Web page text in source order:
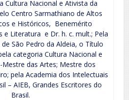
Cultura Nacional e Ativista da
Centro Sarmathiano de Altos
e Históricos, Benemérito
e Literatura e Dr. h. c. mult.; Pela
São Pedro da Aldeia, o Título
categoria Cultura Nacional e
Mestre das Artes; Mestre dos
pela Academia dos Intelectuais
– AIEB, Grandes Escritores do
Brasil.